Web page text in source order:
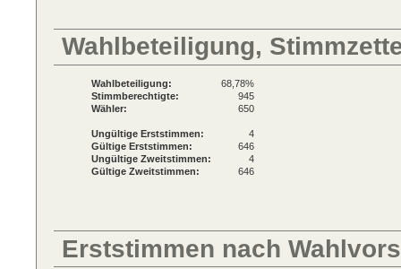
Wahlbeteiligung,
Wahlbeteiligung:
68,78%
Stimmberechtigte:
945
Wähler:
650
Ungültige Erststimmen:
4
Gültige Erststimmen:
646
Ungültige Zweitstimmen:
4
Gültige Zweitstimmen:
646
Erststimmen nach